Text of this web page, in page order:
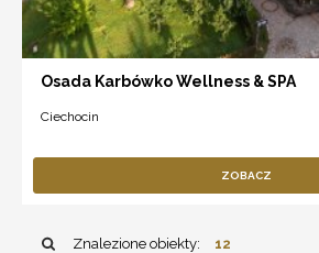
Osada Karbówko Wellness & SPA
Ciechocin
ZOBACZ
Znalezione obiekty: 12